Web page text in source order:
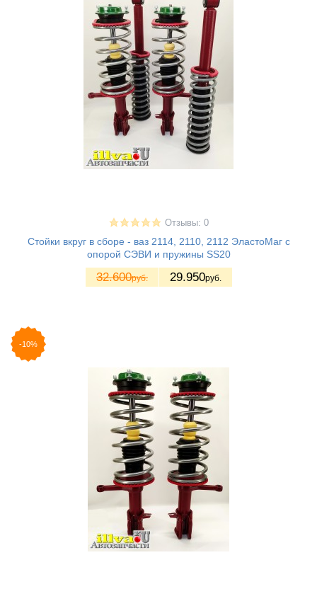
Отзывы: 0
Стойки вкруг в сборе - ваз 2114, 2110, 2112 ЭластоМаг с
опорой СЭВИ и пружины SS20
32.600руб. 29.950руб.
-10%